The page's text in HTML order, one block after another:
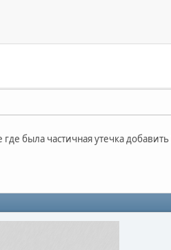
была частичная утечка